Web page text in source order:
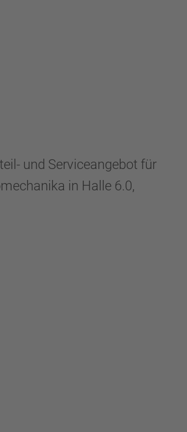
und Serviceangebot für
in Halle 6.0,